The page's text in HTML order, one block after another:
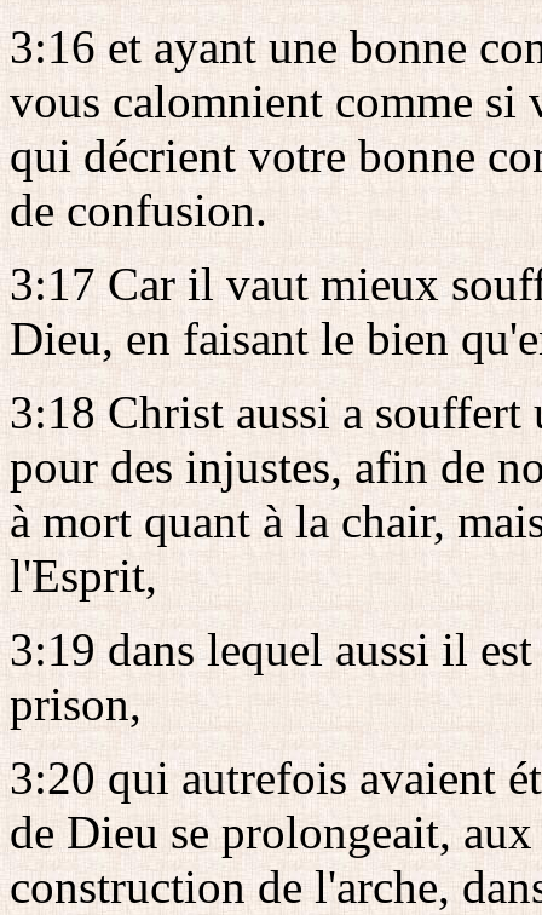
3:16 et ayant une bonne
vous calomnient comme si
qui décrient votre bonne
de confusion.
3:17 Car il vaut mieux
Dieu, en faisant le bien
3:18 Christ aussi a
pour des injustes, afin de
à mort quant à la chair,
l'Esprit,
3:19 dans lequel aussi il
prison,
3:20 qui autrefois avaient
de Dieu se prolongeait,
construction de l'arche,